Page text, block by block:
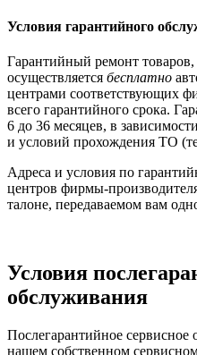
Условия гарантийного
Гарантийный ремонт
осуществляется бесплатно
центрами соответствующих
всего гарантийного срока.
6 до 36 месяцев, в
и условий прохождения ТО
Адреса и условия по
центров фирмы-
талоне, передаваемом вам
Условия
обслуживания
Послегарантийное сервисное
нашем собственном